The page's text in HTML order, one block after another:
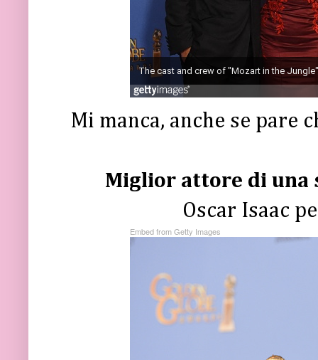
Mi manca, anche se pare
Miglior attore di una
Oscar Isaac
Embed from Getty Images